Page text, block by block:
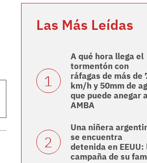
Las Más Leídas
A qué hora llega el
tormentón con
ráfagas de más de
km/h y 50mm de
que puede anegar
AMBA
Una niñera
se encuentra
detenida en EEUU:
campaña de su